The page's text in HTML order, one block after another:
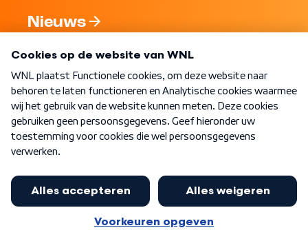
Nieuws
Nieuwsbrief
Word Lid